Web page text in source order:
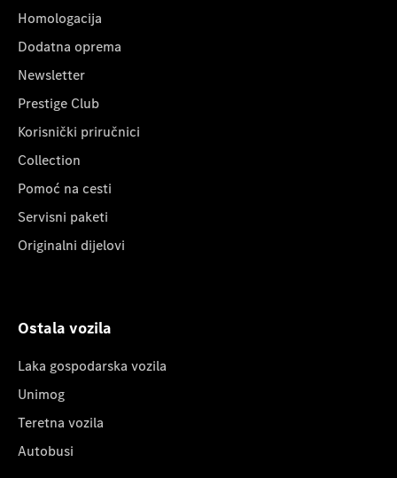
Homologacija
Dodatna oprema
Newsletter
Prestige Club
Korisnički priručnici
Collection
Pomoć na cesti
Servisni paketi
Originalni dijelovi
Ostala vozila
Laka gospodarska vozila
Unimog
Teretna vozila
Autobusi